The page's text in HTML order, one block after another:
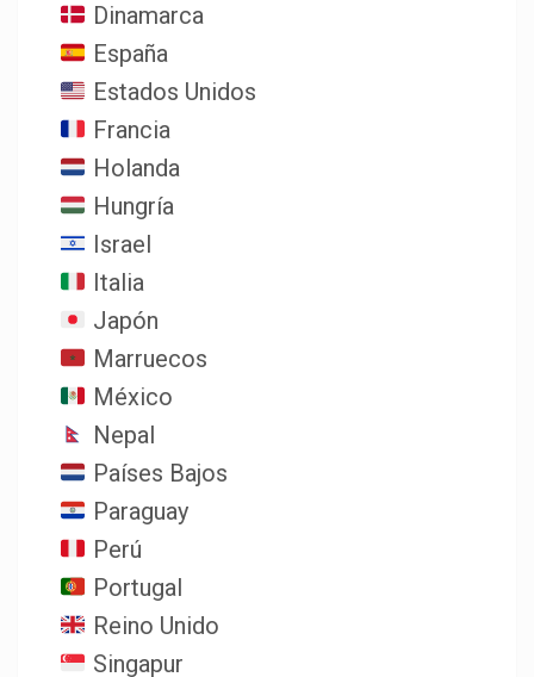
Dinamarca
España
Estados Unidos
Francia
Holanda
Hungría
Israel
Italia
Japón
Marruecos
México
Nepal
Países Bajos
Paraguay
Perú
Portugal
Reino Unido
Singapur